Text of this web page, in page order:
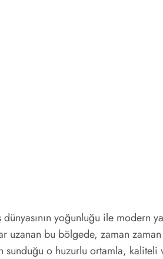
yoğunluğu ile modern
uzanan bu bölgede, zaman
sunduğu o huzurlu ortamla,